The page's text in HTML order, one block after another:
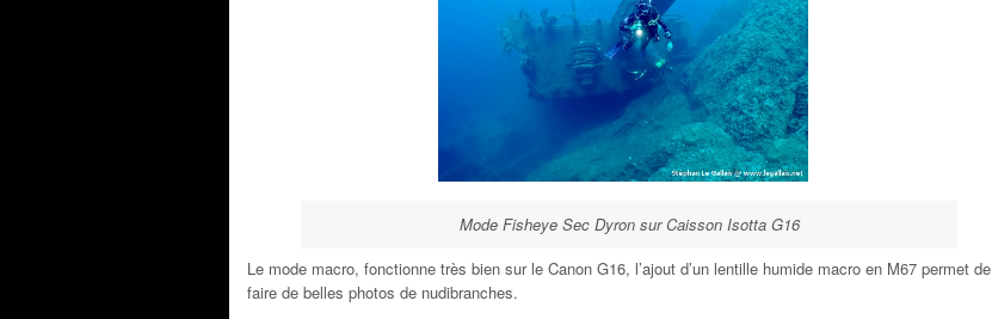
Mode Fisheye Sec Dyron sur Caisson Isotta G16
Le mode macro, fonctionne très bien sur le Canon G16, l’ajout d’un lentille humide macro en M67 permet de
faire de belles photos de nudibranches.